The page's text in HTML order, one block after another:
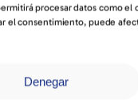
procesar datos como
consentimiento, puede
Denegar